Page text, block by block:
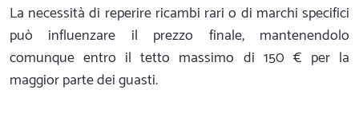
La necessità di reperire ricambi rari o di marchi specifici
può influenzare il prezzo finale, mantenendolo
comunque entro il tetto massimo di 150 € per la
maggior parte dei guasti.